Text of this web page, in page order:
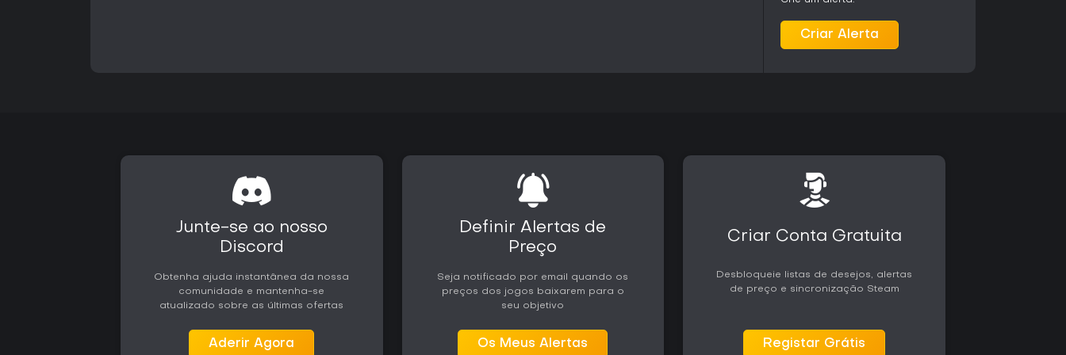
Discussões entre jogadores destacam a edição como uma forma de conhecer
acesso completo às campanhas e opções multiplayer dos jogos reunidos.
encontrar valor na coleção histórica, enquanto jogadores que preferem
sistemas atualizados podem explorar opções mais recentes da franquia.
Criar Alerta
Junte-se ao nosso
Discord
Obtenha ajuda instantânea da nossa
comunidade e mantenha-se
atualizado sobre as últimas ofertas
Aderir Agora
Definir Alertas de
Preço
Seja notificado por email quando os
preços dos jogos baixarem para o
seu objetivo
Os Meus Alertas
Criar Conta Gratuita
Desbloqueie listas de desejos, alertas
de preço e sincronização Steam
Registar Grátis